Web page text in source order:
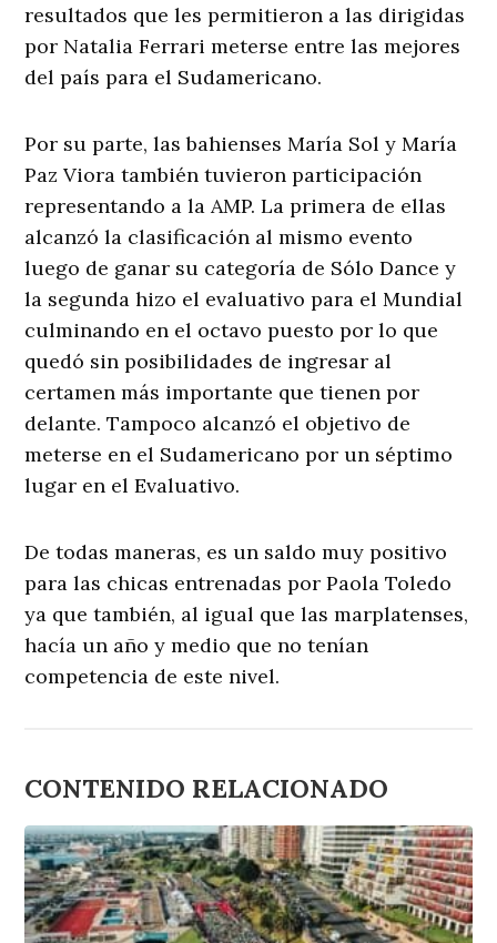
resultados que les permitieron a las dirigidas
por Natalia Ferrari meterse entre las mejores
del país para el Sudamericano.
Por su parte, las bahienses María Sol y María
Paz Viora también tuvieron participación
representando a la AMP. La primera de ellas
alcanzó la clasificación al mismo evento
luego de ganar su categoría de Sólo Dance y
la segunda hizo el evaluativo para el Mundial
culminando en el octavo puesto por lo que
quedó sin posibilidades de ingresar al
certamen más importante que tienen por
delante. Tampoco alcanzó el objetivo de
meterse en el Sudamericano por un séptimo
lugar en el Evaluativo.
De todas maneras, es un saldo muy positivo
para las chicas entrenadas por Paola Toledo
ya que también, al igual que las marplatenses,
hacía un año y medio que no tenían
competencia de este nivel.
CONTENIDO RELACIONADO